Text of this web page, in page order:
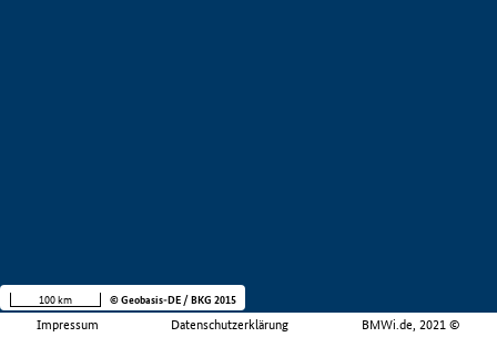
Impressum Datenschutzerklärung BMWi.de, 2021 ©
100 km © Geobasis-DE / BKG 2015